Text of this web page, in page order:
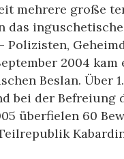
mehrere große
das
Polizisten,
2004
Beslan. Über
bei der Befreiung
überfielen 60